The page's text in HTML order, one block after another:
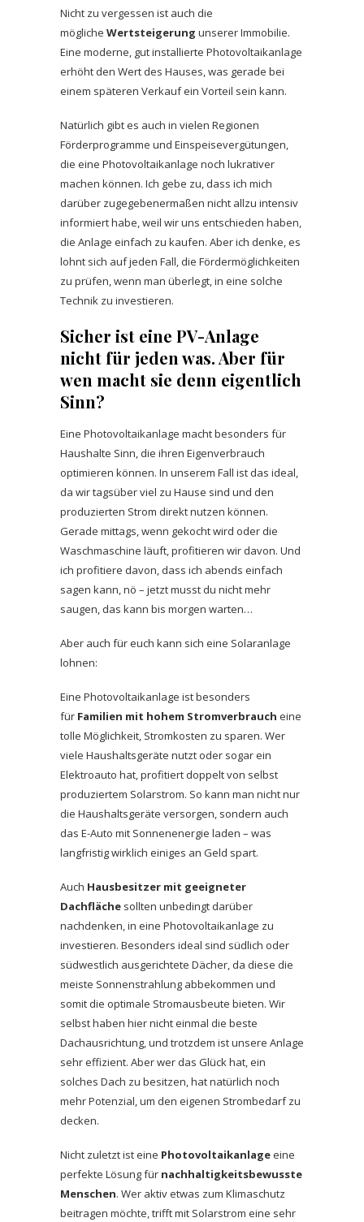
Nicht zu vergessen ist auch die
mögliche Wertsteigerung unserer Immobilie.
Eine moderne, gut installierte Photovoltaikanlage
erhöht den Wert des Hauses, was gerade bei
einem späteren Verkauf ein Vorteil sein kann.
Natürlich gibt es auch in vielen Regionen
Förderprogramme und Einspeisevergütungen,
die eine Photovoltaikanlage noch lukrativer
machen können. Ich gebe zu, dass ich mich
darüber zugegebenermaßen nicht allzu intensiv
informiert habe, weil wir uns entschieden haben,
die Anlage einfach zu kaufen. Aber ich denke, es
lohnt sich auf jeden Fall, die Fördermöglichkeiten
zu prüfen, wenn man überlegt, in eine solche
Technik zu investieren.
Sicher ist eine PV-Anlage
nicht für jeden was. Aber für
wen macht sie denn eigentlich
Sinn?
Eine Photovoltaikanlage macht besonders für
Haushalte Sinn, die ihren Eigenverbrauch
optimieren können. In unserem Fall ist das ideal,
da wir tagsüber viel zu Hause sind und den
produzierten Strom direkt nutzen können.
Gerade mittags, wenn gekocht wird oder die
Waschmaschine läuft, profitieren wir davon. Und
ich profitiere davon, dass ich abends einfach
sagen kann, nö – jetzt musst du nicht mehr
saugen, das kann bis morgen warten…
Aber auch für euch kann sich eine Solaranlage
lohnen:
Eine Photovoltaikanlage ist besonders
für Familien mit hohem Stromverbrauch eine
tolle Möglichkeit, Stromkosten zu sparen. Wer
viele Haushaltsgeräte nutzt oder sogar ein
Elektroauto hat, profitiert doppelt von selbst
produziertem Solarstrom. So kann man nicht nur
die Haushaltsgeräte versorgen, sondern auch
das E-Auto mit Sonnenenergie laden – was
langfristig wirklich einiges an Geld spart.
Auch Hausbesitzer mit geeigneter
Dachfläche sollten unbedingt darüber
nachdenken, in eine Photovoltaikanlage zu
investieren. Besonders ideal sind südlich oder
südwestlich ausgerichtete Dächer, da diese die
meiste Sonnenstrahlung abbekommen und
somit die optimale Stromausbeute bieten. Wir
selbst haben hier nicht einmal die beste
Dachausrichtung, und trotzdem ist unsere Anlage
sehr effizient. Aber wer das Glück hat, ein
solches Dach zu besitzen, hat natürlich noch
mehr Potenzial, um den eigenen Strombedarf zu
decken.
Nicht zuletzt ist eine Photovoltaikanlageeine
perfekte Lösung für nachhaltigkeitsbewusste
Menschen. Wer aktiv etwas zum Klimaschutz
beitragen möchte, trifft mit Solarstrom eine sehr